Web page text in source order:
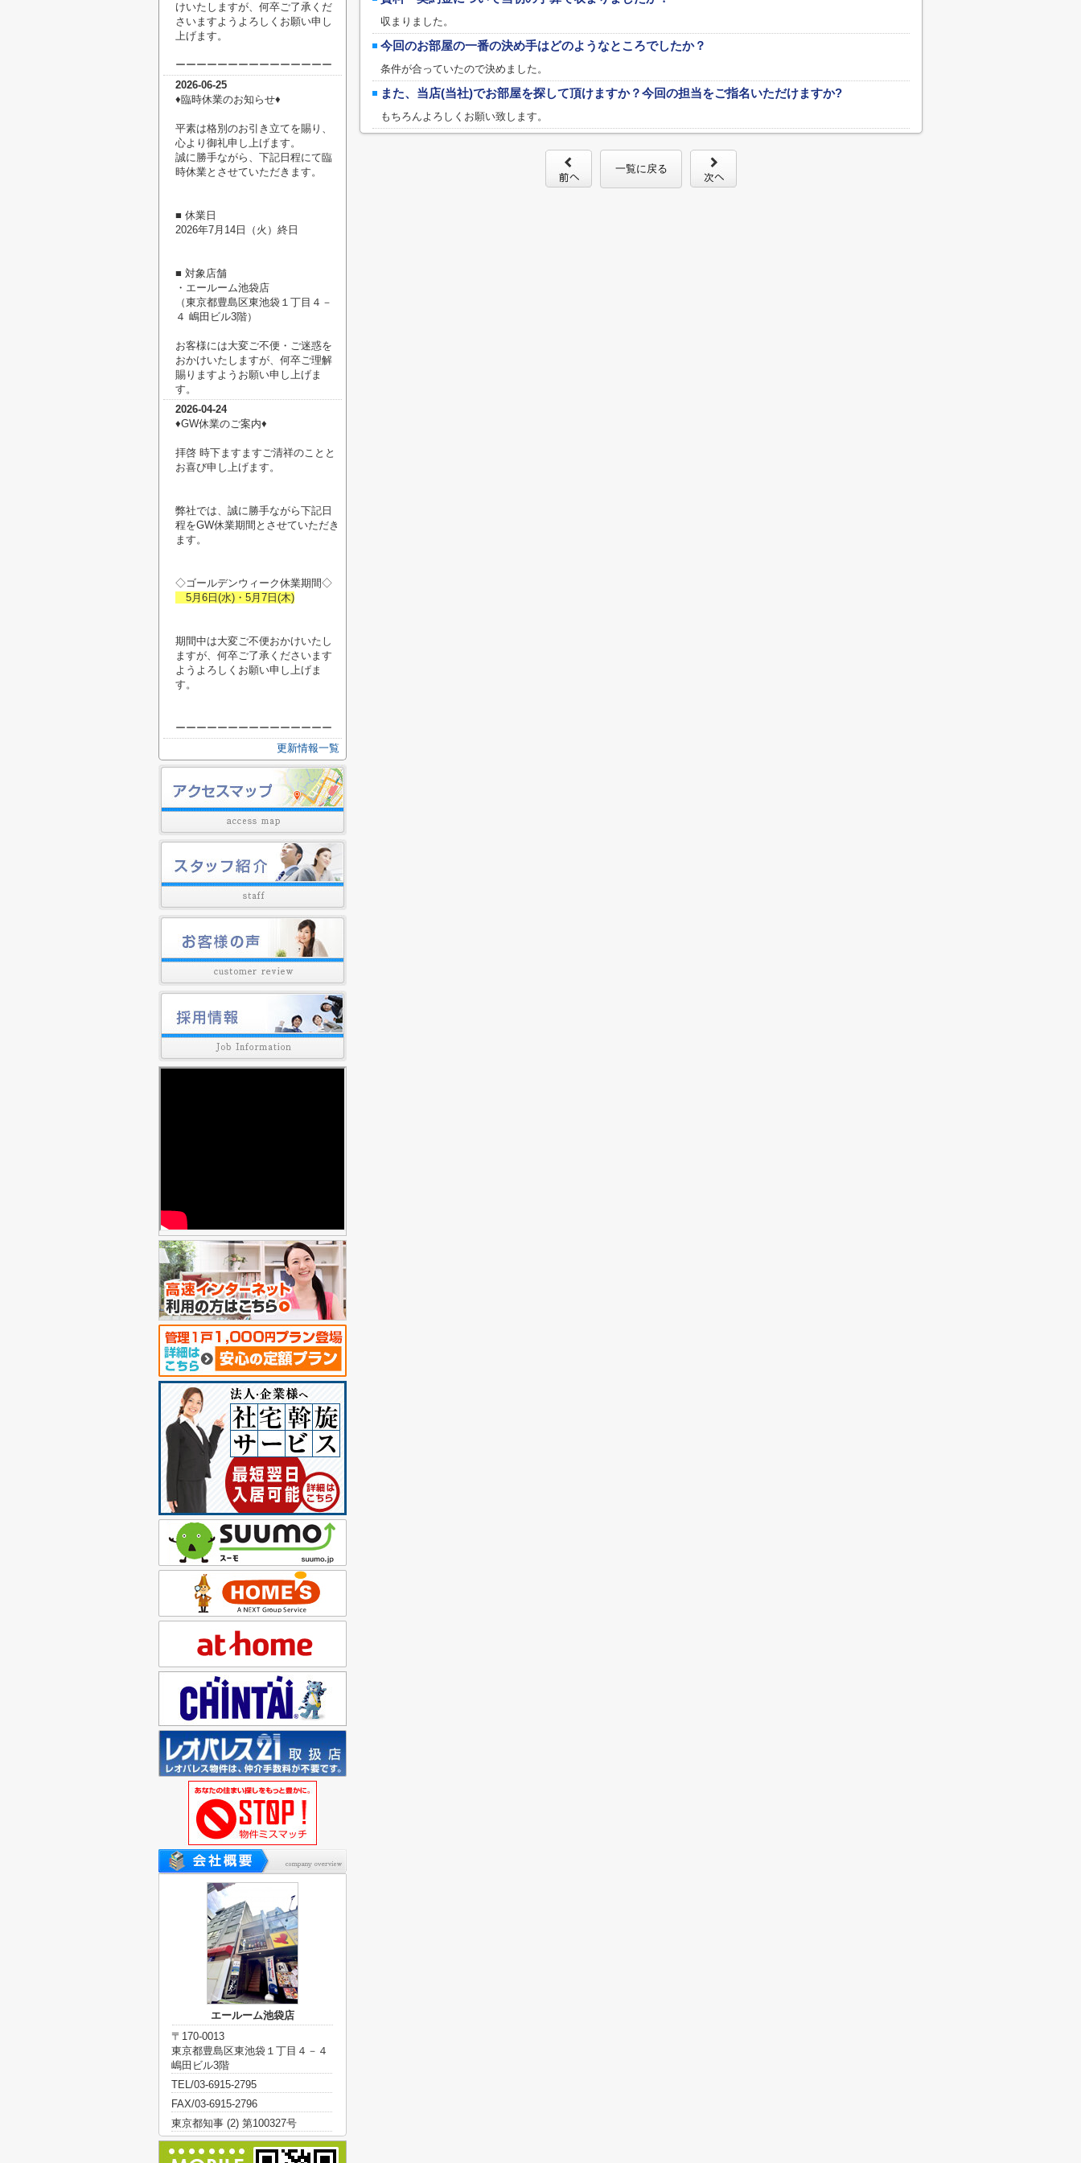
収まりました。
今回のお部屋の一番の決め手はどのようなところでしたか？
条件が合っていたので決めました。
また、当店(当社)でお部屋を探して頂けますか？今回の担当をご指名いただけますか?
もちろんよろしくお願い致します。
一覧に戻る
けいたしますが、何卒ご了承くだ
さいますようよろしくお願い申し
上げます。
ーーーーーーーーーーーーーーー
2026-06-25
♦臨時休業のお知らせ♦
平素は格別のお引き立てを賜り、
心より御礼申し上げます。
誠に勝手ながら、下記日程にて臨
時休業とさせていただきます。
■ 休業日
2026年7月14日（火）終日
■ 対象店舗
・エールーム池袋店
（東京都豊島区東池袋１丁目４－
４ 嶋田ビル3階）
お客様には大変ご不便・ご迷惑を
おかけいたしますが、何卒ご理解
賜りますようお願い申し上げま
す。
2026-04-24
♦︎GW休業のご案内♦︎
拝啓 時下ますますご清祥のことと
お喜び申し上げます。
弊社では、誠に勝手ながら下記日
程をGW休業期間とさせていただき
ます。
◇ゴールデンウィーク休業期間◇
5月6日(水)・5月7日(木)
期間中は大変ご不便おかけいたし
ますが、何卒ご了承くださいます
ようよろしくお願い申し上げま
す。
ーーーーーーーーーーーーーーー
更新情報一覧
エールーム池袋店
〒170-0013
東京都豊島区東池袋１丁目４－４
嶋田ビル3階
TEL/03-6915-2795
FAX/03-6915-2796
東京都知事 (2) 第100327号